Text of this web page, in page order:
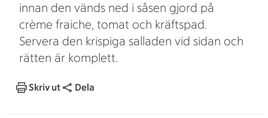
innan den vänds ned i såsen gjord på
crème fraiche, tomat och kräftspad.
Servera den krispiga salladen vid sidan och
rätten är komplett.
Skriv ut Dela